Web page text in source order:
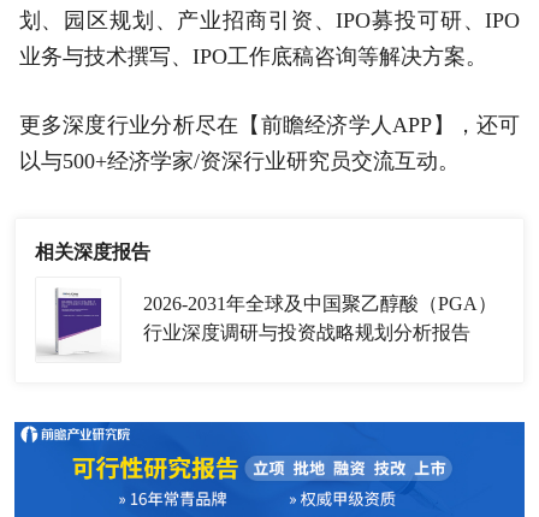
划、园区规划、产业招商引资、IPO募投可研、IPO
业务与技术撰写、IPO工作底稿咨询等解决方案。
更多深度行业分析尽在【前瞻经济学人APP】，还可
以与500+经济学家/资深行业研究员交流互动。
相关深度报告
2026-2031年全球及中国聚乙醇酸（PGA）
行业深度调研与投资战略规划分析报告